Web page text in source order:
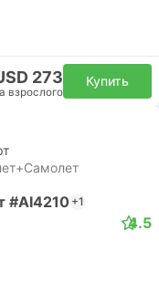
273
взрослого
Купить
#AI4210+1
4.5